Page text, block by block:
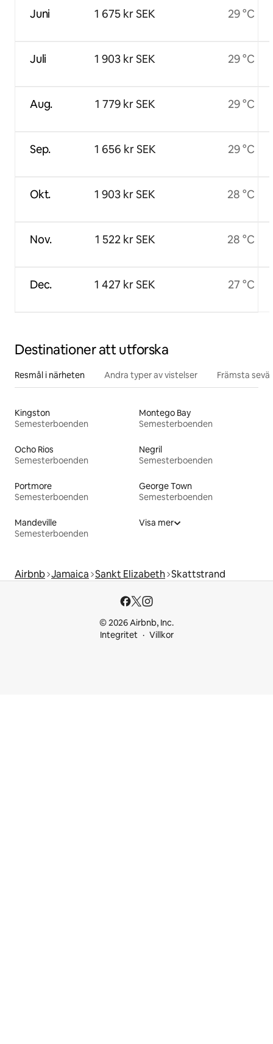
Juni
Juli
Aug.
Sep.
Okt.
Nov.
Dec.
1 675 kr SEK
1 903 kr SEK
1 779 kr SEK
1 656 kr SEK
1 903 kr SEK
1 522 kr SEK
1 427 kr SEK
29 °C
29 °C
29 °C
29 °C
28 °C
28 °C
27 °C
Destinationer att utforska
Resmål i närheten Andra typer av vistelser Främsta
Kingston
Semesterboenden
Montego Bay
Semesterboenden
Ocho Rios
Semesterboenden
Negril
Semesterboenden
Portmore
Semesterboenden
George Town
Semesterboenden
Mandeville
Semesterboenden
Visa mer
Airbnb Jamaica Sankt Elizabeth Skattstrand
© 2026 Airbnb, Inc.
Integritet
Villkor